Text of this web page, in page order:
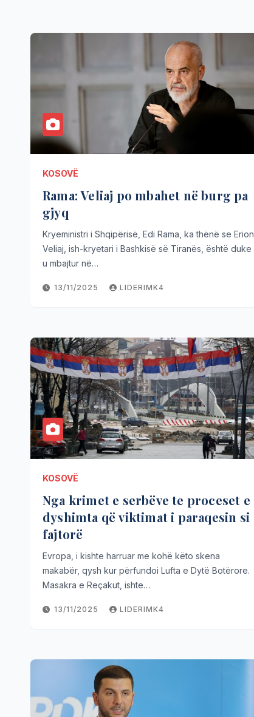
KOSOVË
Rama: Veliaj po mbahet në burg pa
gjyq
Kryeministri i Shqipërisë, Edi Rama, ka thënë se Erion
Veliaj, ish-kryetari i Bashkisë së Tiranës, është duke
u mbajtur në…
13/11/2025 LIDERIMK4
KOSOVË
Nga krimet e serbëve te proceset e
dyshimta që viktimat i paraqesin si
fajtorë
Evropa, i kishte harruar me kohë këto skena
makabër, qysh kur përfundoi Lufta e Dytë Botërore.
Masakra e Reçakut, ishte…
13/11/2025 LIDERIMK4